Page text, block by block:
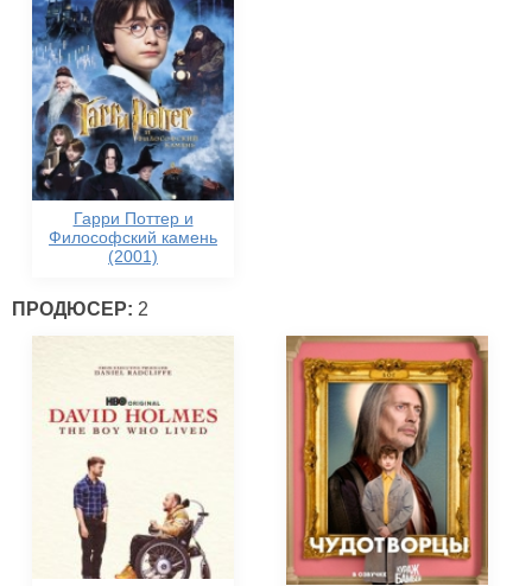
Гарри Поттер и
Философский камень
(2001)
ПРОДЮСЕР: 2